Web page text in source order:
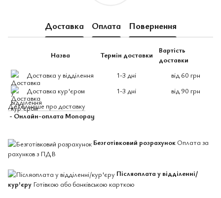
Доставка Оплата Повернення
Назва Термін доставки
Вартість
доставки
Доставка у відділення
1-3 дні
від 60 грн
Доставка кур'єром
1-3 дні
від 90 грн
Детальніше про доставку
- Онлайн-оплата Monopay
Безготівковий розрахунок Оплата за
рахунков з ПДВ
Післяоплата у відділенні/
кур'єру Готівкою або банківською карткою